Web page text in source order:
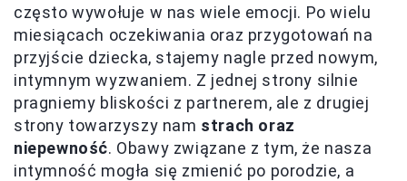
często wywołuje w nas wiele emocji. Po wielu
miesiącach oczekiwania oraz przygotowań na
przyjście dziecka, stajemy nagle przed nowym,
intymnym wyzwaniem. Z jednej strony silnie
pragniemy bliskości z partnerem, ale z drugiej
strony towarzyszy nam strach oraz
niepewność. Obawy związane z tym, że nasza
intymność mogła się zmienić po porodzie, a